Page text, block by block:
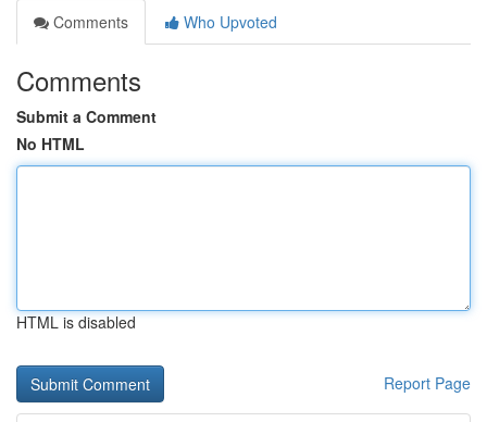
Comments
Who Upvoted
Comments
Submit a Comment
No HTML
HTML is disabled
Report Page